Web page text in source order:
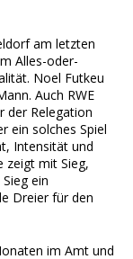
am letzten
Alles-oder-
Noel Futkeu
Auch RWE
der Relegation
ein solches Spiel
Intensität und
zeigt mit Sieg,
ein
Dreier für den
im Amt und